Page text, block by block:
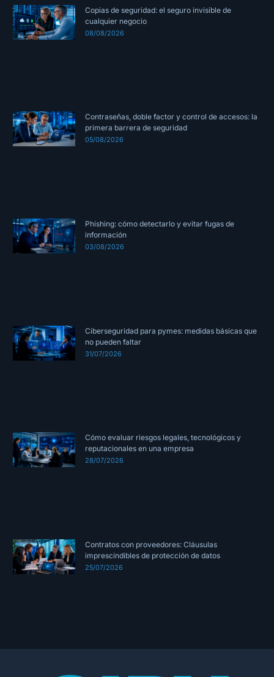
Copias de seguridad: el seguro invisible de
cualquier negocio
08/08/2026
Contraseñas, doble factor y control de accesos: la
primera barrera de seguridad
05/08/2026
Phishing: cómo detectarlo y evitar fugas de
información
03/08/2026
Ciberseguridad para pymes: medidas básicas que
no pueden faltar
31/07/2026
Cómo evaluar riesgos legales, tecnológicos y
reputacionales en una empresa
28/07/2026
Contratos con proveedores: Cláusulas
imprescindibles de protección de datos
25/07/2026